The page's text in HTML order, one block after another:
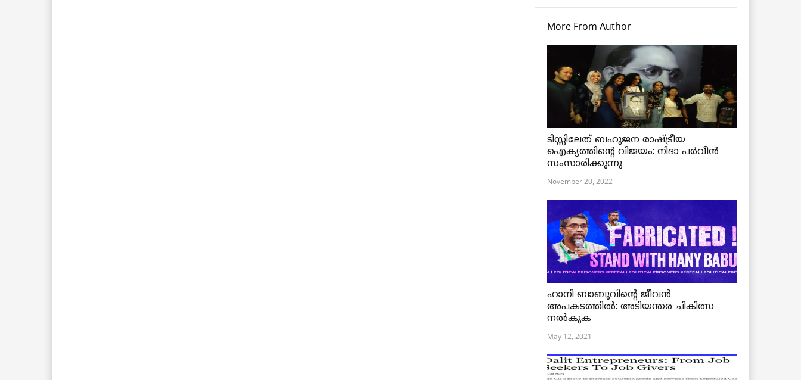
More From Author
ടിസ്സിലേത് ബഹുജന രാഷ്ട്രീയ
ഐക്യത്തിന്റെ വിജയം: നിദാ പർവീൻ
സംസാരിക്കുന്നു
November 20, 2022
ഹാനി ബാബുവിന്റെ ജീവൻ
അപകടത്തിൽ: അടിയന്തര ചികിത്സ
നൽകുക
May 12, 2021